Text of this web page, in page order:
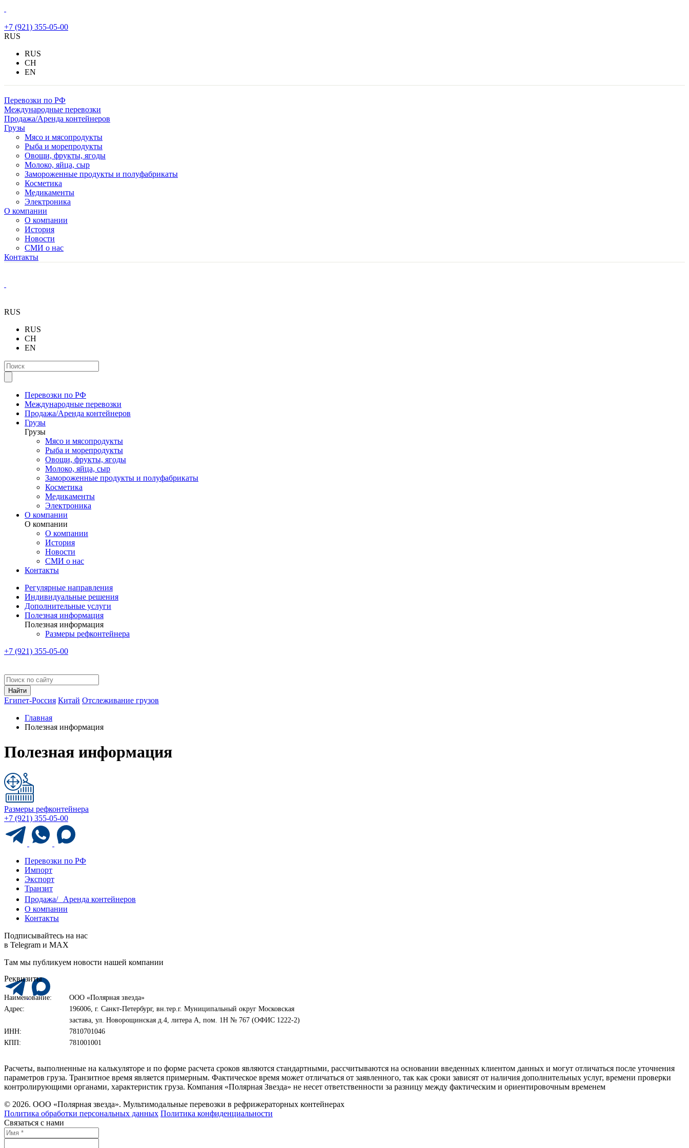
+7 (921) 355-05-00
RUS
RUS
CH
EN
Перевозки по РФ
Международные перевозки
Продажа/Аренда контейнеров
Грузы
Мясо и мясопродукты
Рыба и морепродукты
Овощи, фрукты, ягоды
Молоко, яйца, сыр
Замороженные продукты и полуфабрикаты
Косметика
Медикаменты
Электроника
О компании
О компании
История
Новости
СМИ о нас
Контакты
RUS
RUS
CH
EN
Перевозки по РФ
Международные перевозки
Продажа/Аренда контейнеров
Грузы
Грузы
Мясо и мясопродукты
Рыба и морепродукты
Овощи, фрукты, ягоды
Молоко, яйца, сыр
Замороженные продукты и полуфабрикаты
Косметика
Медикаменты
Электроника
О компании
О компании
О компании
История
Новости
СМИ о нас
Контакты
Регулярные направления
Индивидуальные решения
Дополнительные услуги
Полезная информация
Полезная информация
Размеры рефконтейнера
+7 (921) 355-05-00
Найти
Египет-Россия Китай Отслеживание грузов
Главная
Полезная информация
Полезная информация
Размеры рефконтейнера
+7 (921) 355-05-00
Перевозки по РФ
Импорт
Экспорт
Транзит
Продажа/ Аренда контейнеров
О компании
Контакты
Подписывайтесь на нас
в Telegram и MAX
Там мы публикуем новости нашей компании
Реквизиты
Наименование:
ООО «Полярная звезда»
Адрес:
196006, г. Санкт-Петербург, вн.тер.г. Муниципальный округ Московская
застава, ул. Новорощинская д.4, литера А, пом. 1Н № 767 (ОФИС 1222-2)
ИНН:
7810701046
КПП:
781001001
Расчеты, выполненные на калькуляторе и по форме расчета сроков являются стандартными, рассчитываются на основании введенных клиентом данных и могут отличаться после уточнения
параметров груза. Транзитное время является примерным. Фактическое время может отличаться от заявленного, так как сроки зависят от наличия дополнительных услуг, времени проверки
контролирующими органами, характеристик груза. Компания «Полярная Звезда» не несет ответственности за разницу между фактическим и ориентировочным временем
© 2026. ООО «Полярная звезда». Мультимодальные перевозки в рефрижераторных контейнерах
Политика обработки персональных данных Политика конфиденциальности
Связаться с нами